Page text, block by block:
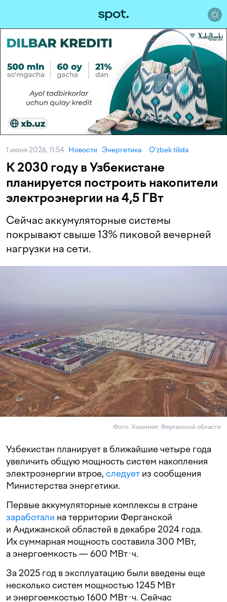
1 июня 2026, 11:54 Новости Энергетика O‘zbek tilida
К 2030 году в Узбекистане
планируется построить накопители
электроэнергии на 4,5 ГВт
Сейчас аккумуляторные системы
покрывают свыше 13% пиковой вечерней
нагрузки на сети.
Фото: Хокимият Ферганской области
Узбекистан планирует в ближайшие четыре года
увеличить общую мощность систем накопления
электроэнергии втрое, следует из сообщения
Министерства энергетики.
Первые аккумуляторные комплексы в стране
заработали на территории Ферганской
и Андижанской областей в декабре 2024 года.
Их суммарная мощность составила 300 МВт,
а энергоемкость — 600 МВт·ч.
За 2025 год в эксплуатацию были введены еще
несколько систем мощностью 1245 МВт
и энергоемкостью 1600 МВт·ч. Сейчас